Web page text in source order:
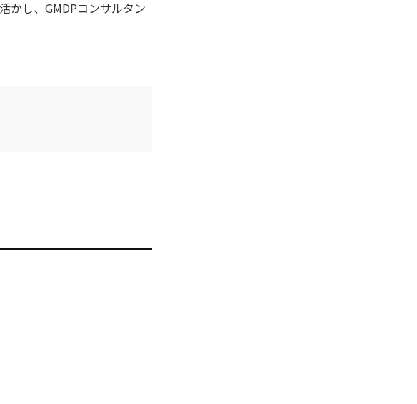
かし、GMDPコンサルタン